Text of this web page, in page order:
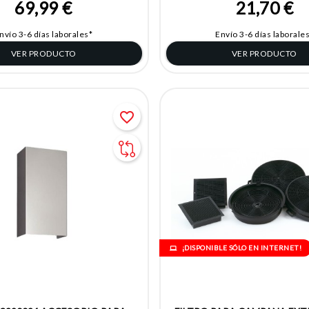
69,99 €
3-6 días laborales*
VER PRODUCTO
21,70 €
Envío 3-6 días
VER PRODUCTO
favorite_border
¡DISPONIBLE SÓLO EN INTERNET!